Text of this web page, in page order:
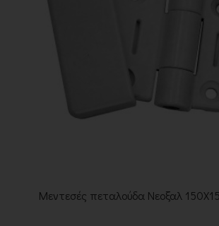
Μεντεσές πεταλούδα Νεοξαλ